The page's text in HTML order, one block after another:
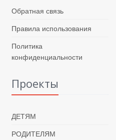
Обратная связь
Правила использования
Политика
конфиденциальности
Проекты
ДЕТЯМ
РОДИТЕЛЯМ